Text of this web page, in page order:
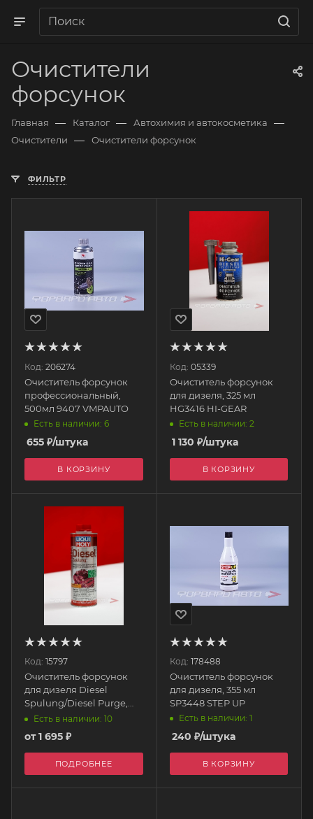
Очистители
форсунок
Главная — Каталог — Автохимия и автокосметика —
Очистители — Очистители форсунок
ФИЛЬТР
Код: 206274
Очиститель форсунок
профессиональный,
500мл 9407 VMPAUTO
Есть в наличии: 6
655 ₽/штука
В КОРЗИНУ
Код: 05339
Очиститель форсунок
для дизеля, 325 мл
HG3416 HI-GEAR
Есть в наличии: 2
1 130 ₽/штука
В КОРЗИНУ
Код: 15797
Очиститель форсунок
для дизеля Diesel
Spulung/Diesel Purge,
500мл 1912 LIQUI MOLY
Есть в наличии: 10
от1 695 ₽
ПОДРОБНЕЕ
Код: 178488
Очиститель форсунок
для дизеля, 355 мл
SP3448 STEP UP
Есть в наличии: 1
240 ₽/штука
В КОРЗИНУ